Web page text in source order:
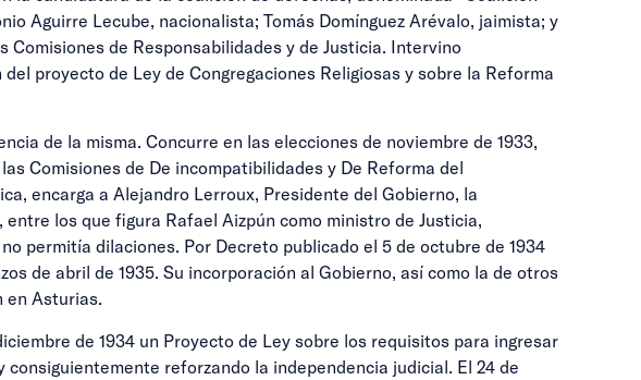
Aguirre Lecube, nacionalista; Tomás Domínguez Arévalo, jaimista; y
de Responsabilidades y de Justicia. Intervino
proyecto de Ley de Congregaciones Religiosas y sobre la Reforma
de la misma. Concurre en las elecciones de noviembre de 1933,
Comisiones de De incompatibilidades y De Reforma del
encarga a Alejandro Lerroux, Presidente del Gobierno, la
los que figura Rafael Aizpún como ministro de Justicia,
permitía dilaciones. Por Decreto publicado el 5 de octubre de 1934
de abril de 1935. Su incorporación al Gobierno, así como la de otros
en Asturias.
de 1934 un Proyecto de Ley sobre los requisitos para ingresar
reforzando la independencia judicial. El 24 de